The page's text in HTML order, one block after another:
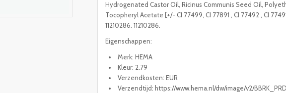
Hydrogenated Castor Oil, Ricinus Communis Seed Oil,
Tocopheryl Acetate [+/- CI 77499, CI 77891 , CI 77492 , CI
11210286. 11210286.
Eigenschappen:
Merk: HEMA
Kleur: 2.79
Verzendkosten: EUR
Verzendtijd: https://www.hema.nl/dw/image/v2/